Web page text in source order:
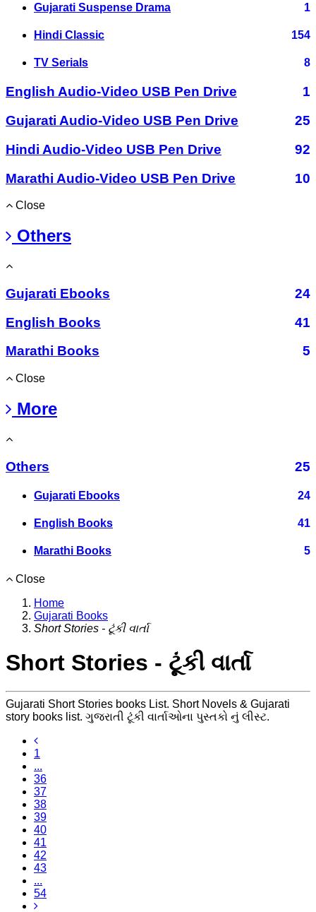
Gujarati Suspense Drama 1
Hindi Classic 154
TV Serials 8
English Audio-Video USB Pen Drive
1
Gujarati Audio-Video USB Pen Drive
25
Hindi Audio-Video USB Pen Drive
92
Marathi Audio-Video USB Pen Drive
10
Close
Others
Gujarati Ebooks
24
English Books
41
Marathi Books
5
Close
More
Others 25
Gujarati Ebooks 24
English Books 41
Marathi Books 5
Close
Home
Gujarati Books
Short Stories - ટૂંકી વાર્તા
Short Stories - ટૂંકી વાર્તા
Gujarati Short Stories books List. Short Novels & Gujarati
story books list. ગુજરાતી ટૂંકી વાર્તાઓના પુસ્તકો નું લીસ્ટ.
1
...
36
37
38
39
40
41
42
43
...
54